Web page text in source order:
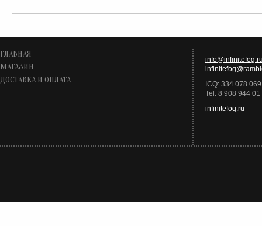
ГЛАВНАЯ
МАГАЗИН
ДОСТАВКА И ОПЛАТА
ICQ: 334 078 069
Tel: 8 908 944 01
infinitefog.ru